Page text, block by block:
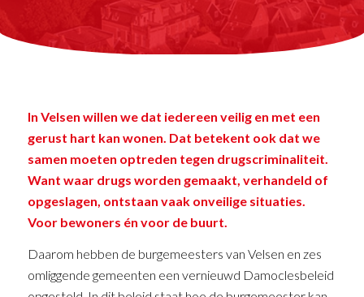
In Velsen willen we dat iedereen veilig en met een
gerust hart kan wonen. Dat betekent ook dat we
samen moeten optreden tegen drugscriminaliteit.
Want waar drugs worden gemaakt, verhandeld of
opgeslagen, ontstaan vaak onveilige situaties.
Voor bewoners én voor de buurt.
Daarom hebben de burgemeesters van Velsen en zes
omliggende gemeenten een vernieuwd Damoclesbeleid